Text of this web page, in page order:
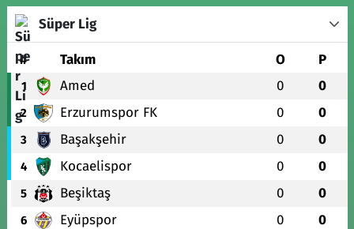
Süper Lig
# Takım O P
1 Amed 0 0
2 Erzurumspor FK 0 0
3 Başakşehir 0 0
4 Kocaelispor 0 0
5 Beşiktaş 0 0
6 Eyüpspor 0 0